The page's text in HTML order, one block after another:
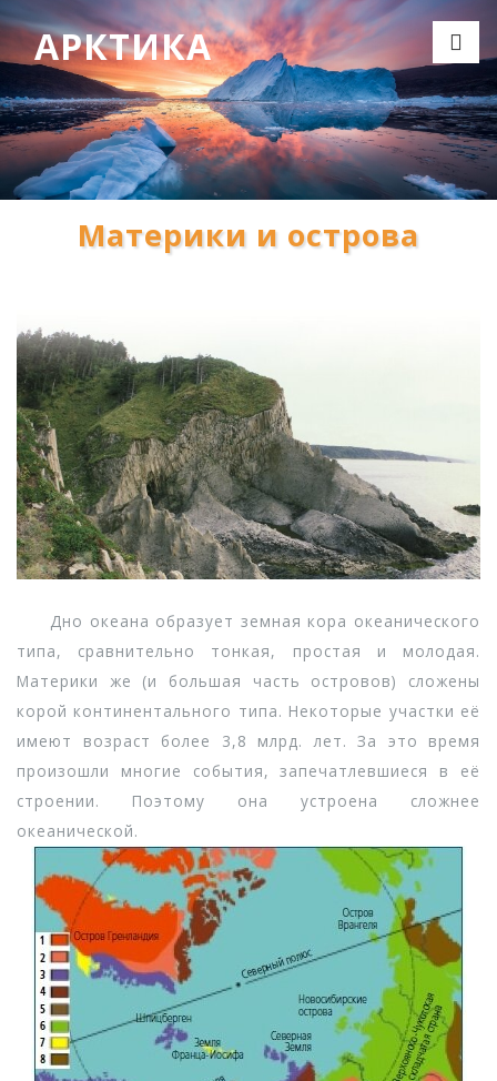
АРКТИКА
Материки и острова
Дно океана образует земная кора океанического
типа, сравнительно тонкая, простая и молодая.
Материки же (и большая часть островов) сложены
корой континентального типа. Некоторые участки её
имеют возраст более 3,8 млрд. лет. За это время
произошли многие события, запечатлевшиеся в её
строении. Поэтому она устроена сложнее
океанической.